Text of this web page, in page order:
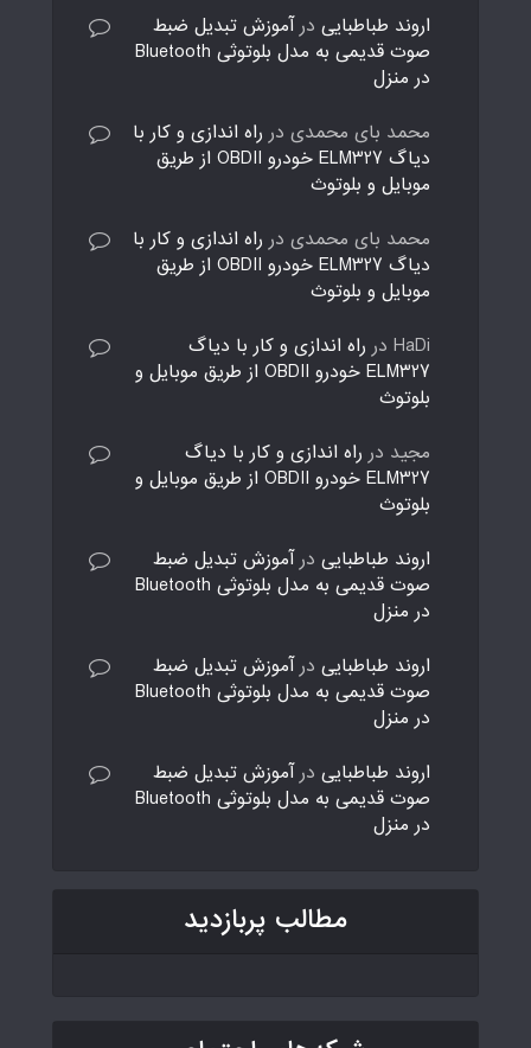
اروند طباطبایی درآموزش تبدیل ضبط
صوت قدیمی به مدل بلوتوثی Bluetooth
در منزل
محمد بای محمدی در راه اندازی و کار با
دیاگ ELM327 خودرو OBDII از طریق
موبایل و بلوتوث
محمد بای محمدی در راه اندازی و کار با
دیاگ ELM327 خودرو OBDII از طریق
موبایل و بلوتوث
HaDi در راه اندازی و کار با دیاگ
ELM327 خودرو OBDII از طریق موبایل و
بلوتوث
مجید در راه اندازی و کار با دیاگ
ELM327 خودرو OBDII از طریق موبایل و
بلوتوث
اروند طباطبایی درآموزش تبدیل ضبط
صوت قدیمی به مدل بلوتوثی Bluetooth
در منزل
اروند طباطبایی درآموزش تبدیل ضبط
صوت قدیمی به مدل بلوتوثی Bluetooth
در منزل
اروند طباطبایی درآموزش تبدیل ضبط
صوت قدیمی به مدل بلوتوثی Bluetooth
در منزل
مطالب پربازدید